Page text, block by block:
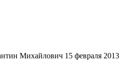
Михайлович 15 февраля 2013